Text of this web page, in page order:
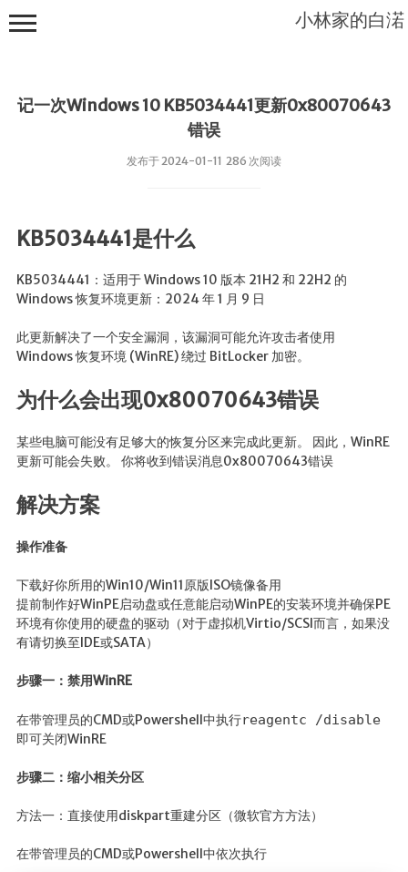
记一次Windows 10 KB5034441更新0x80070643
错误
发布于 2024-01-11 286 次阅读
KB5034441是什么
KB5034441：适用于 Windows 10 版本 21H2 和 22H2 的
Windows 恢复环境更新：2024 年 1 月 9 日
此更新解决了一个安全漏洞，该漏洞可能允许攻击者使用
Windows 恢复环境 (WinRE) 绕过 BitLocker 加密。
为什么会出现0x80070643错误
某些电脑可能没有足够大的恢复分区来完成此更新。 因此，WinRE
更新可能会失败。 你将收到错误消息0x80070643错误
解决方案
操作准备
下载好你所用的Win10/Win11原版ISO镜像备用
提前制作好WinPE启动盘或任意能启动WinPE的安装环境并确保PE
环境有你使用的硬盘的驱动（对于虚拟机Virtio/SCSI而言，如果没
有请切换至IDE或SATA）
步骤一：禁用WinRE
在带管理员的CMD或Powershell中执行reagentc /disable
即可关闭WinRE
步骤二：缩小相关分区
方法一：直接使用diskpart重建分区（微软官方方法）
在带管理员的CMD或Powershell中依次执行
小林家的白渃